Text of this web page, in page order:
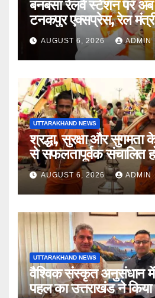
बनबसा रेलवे स्टेशन पर
टनकपुर एक्सप्रेस, रेल
AUGUST 6, 2026 ADMIN
UTTARAKHAND NEWS
श्रद्धा, सुरक्षा और सुगमता
से सफलतापूर्वक संचालित
यात्रा
AUGUST 6, 2026 ADMIN
UTTARAKHAND NEWS
वैश्विक संस्कृत अनुसंधान में
पहल का उत्तराखंड ने